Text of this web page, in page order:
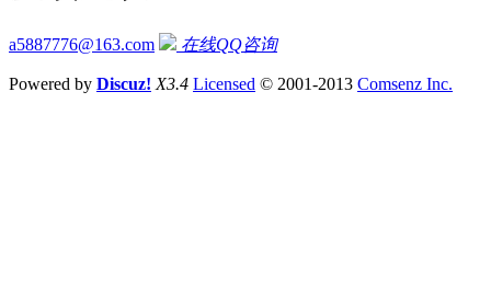
a5887776@163.com 在线QQ咨询
Powered by Discuz! X3.4 Licensed © 2001-2013 Comsenz Inc.